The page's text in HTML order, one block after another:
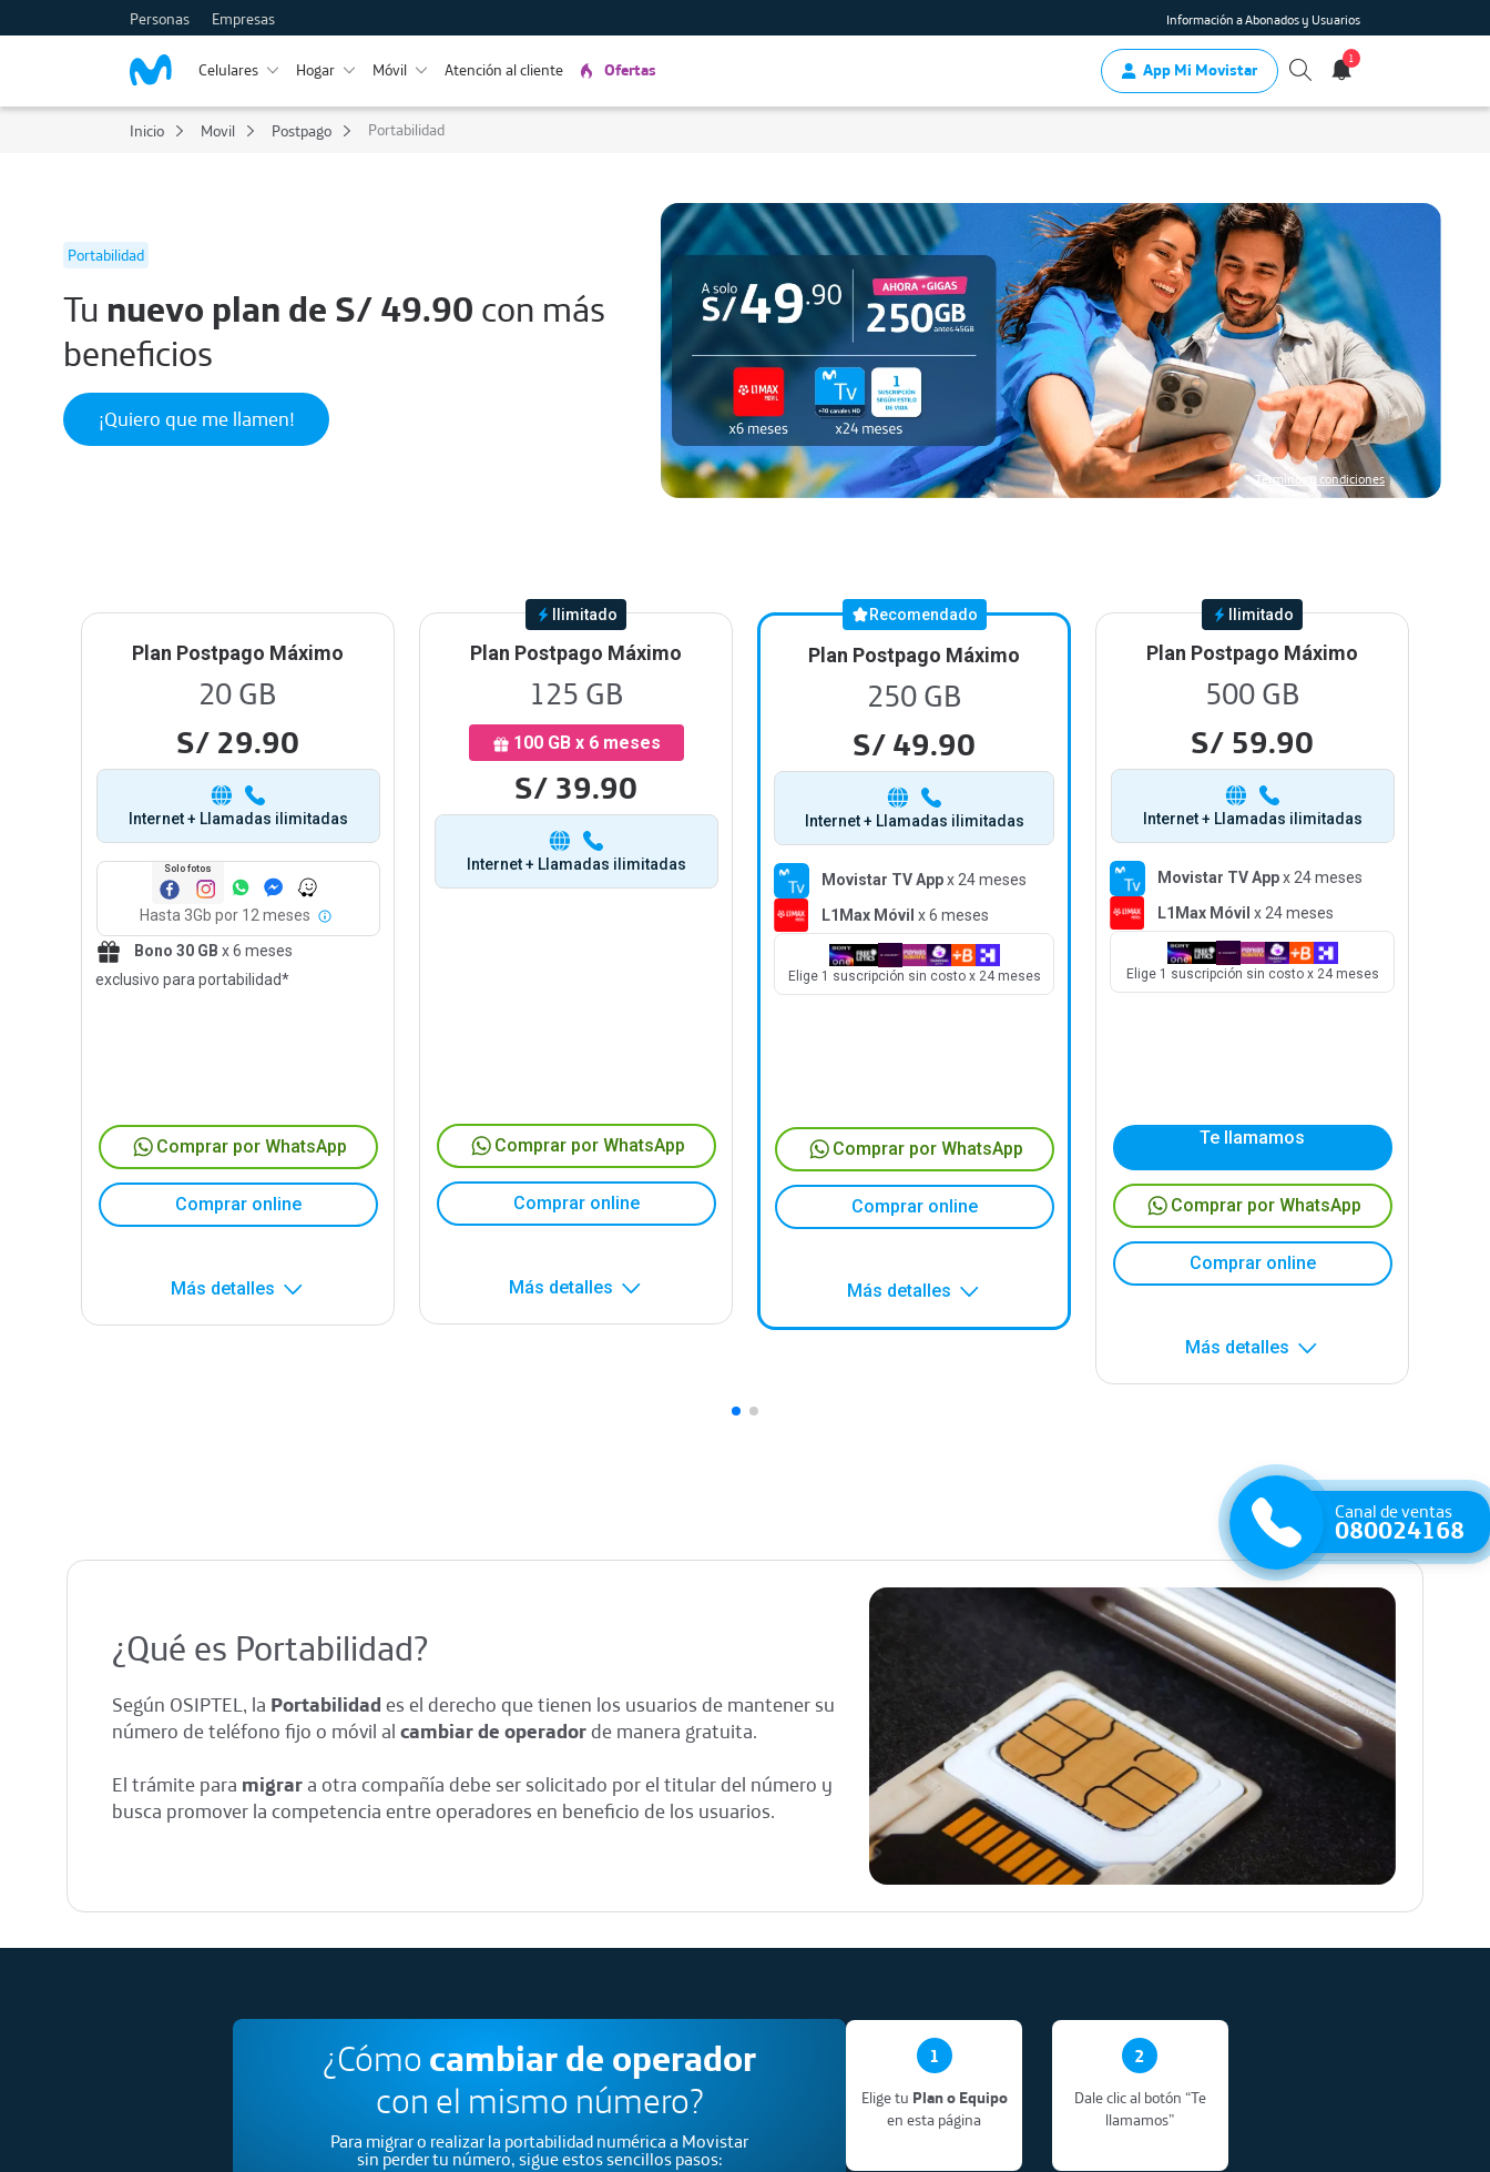
Personas Empresas Información a Abonados y Usuarios
Celulares Hogar Móvil Atención al cliente Ofertas App Mi Movistar
1
Inicio Movil Postpago Portabilidad
Canal de ventas
080024168
Portabilidad
Tu nuevo plan de S/ 49.90 con más
beneficios
Términos y condiciones
¡Quiero que me llamen!
Plan Postpago Máximo
20 GB
S/ 29.90
Internet + Llamadas ilimitadas
Solo fotos
Hasta 3Gb por 12 meses
Bono 30 GB x 6 meses
exclusivo para portabilidad*
Comprar por WhatsApp
Comprar online
Más detalles
Ilimitado
Plan Postpago Máximo
125 GB
100 GB x 6 meses
S/ 39.90
Internet + Llamadas ilimitadas
Comprar por WhatsApp
Comprar online
Más detalles
Recomendado
Plan Postpago Máximo
250 GB
S/ 49.90
Internet + Llamadas ilimitadas
Movistar TV Appx 24 meses
L1Max Móvil x 6 meses
Elige 1 suscripción sin costo x 24 meses
Comprar por WhatsApp
Comprar online
Más detalles
Ilimitado
Plan Postpago Máximo
500 GB
S/ 59.90
Internet + Llamadas ilimitadas
Movistar TV Appx 24 meses
L1Max Móvil x 24 meses
Elige 1 suscripción sin costo x 24 meses
Te llamamos
Comprar por WhatsApp
Comprar online
Más detalles
¿Qué es Portabilidad?
Según OSIPTEL, la Portabilidad es el derecho que tienen los usuarios de mantener su
número de teléfono fijo o móvil al cambiar de operadorde manera gratuita.
El trámite para migrara otra compañía debe ser solicitado por el titular del número y
busca promover la competencia entre operadores en beneficio de los usuarios.
¿Cómo cambiar de operador
con el mismo número?
Para migrar o realizar la portabilidad numérica a Movistar
sin perder tu número, sigue estos sencillos pasos:
1
Elige tu Plan o Equipo
en esta página
2
Dale clic al botón “Te
llamamos”